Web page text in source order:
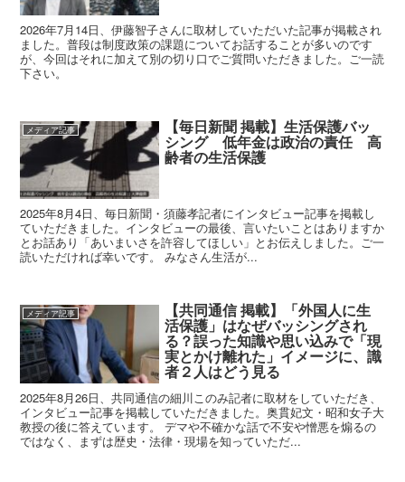
2026年7月14日、伊藤智子さんに取材していただいた記事が掲載され
ました。普段は制度政策の課題についてお話することが多いのです
が、今回はそれに加えて別の切り口でご質問いただきました。ご一読
下さい。
メディア記事 【毎日新聞 掲載】生活保護バッ
シング 低年金は政治の責任 高
齢者の生活保護
2025年8月4日、毎日新聞・須藤孝記者にインタビュー記事を掲載し
ていただきました。インタビューの最後、言いたいことはありますか
とお話あり「あいまいさを許容してほしい」とお伝えしました。ご一
読いただければ幸いです。 みなさん生活が...
メディア記事 【共同通信 掲載】「外国人に生
活保護」はなぜバッシングされ
る？誤った知識や思い込みで「現
実とかけ離れた」イメージに、識
者２人はどう見る
2025年8月26日、共同通信の細川このみ記者に取材をしていただき、
インタビュー記事を掲載していただきました。奥貫妃文・昭和女子大
教授の後に答えています。 デマや不確かな話で不安や憎悪を煽るの
ではなく、まずは歴史・法律・現場を知っていただ...